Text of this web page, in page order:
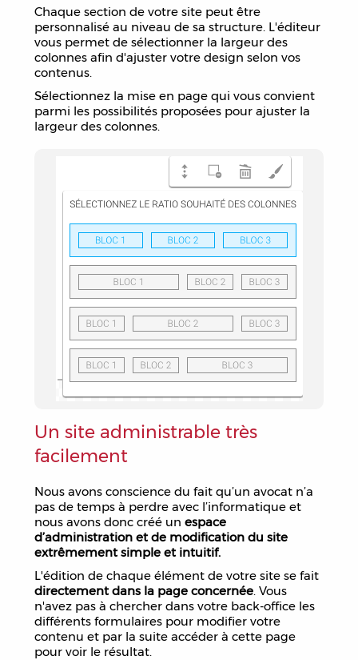
Chaque section de votre site peut être
personnalisé au niveau de sa structure. L'éditeur
vous permet de sélectionner la largeur des
colonnes afin d'ajuster votre design selon vos
contenus.
Sélectionnez la mise en page qui vous convient
parmi les possibilités proposées pour ajuster la
largeur des colonnes.
Un site administrable très
facilement
Nous avons conscience du fait qu’un avocat n’a
pas de temps à perdre avec l’informatique et
nous avons donc créé un espace
d’administration et de modification du site
extrêmement simple et intuitif.
L'édition de chaque élément de votre site se fait
directement dans la page concernée. Vous
n'avez pas à chercher dans votre back-office les
différents formulaires pour modifier votre
contenu et par la suite accéder à cette page
pour voir le résultat.